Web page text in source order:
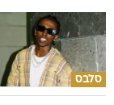
סלבס